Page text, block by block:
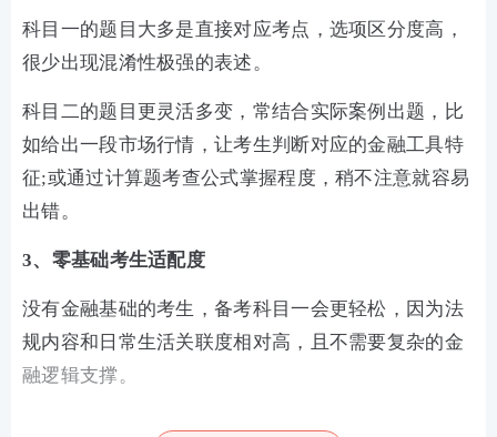
科目一的题目大多是直接对应考点，选项区分度高，
很少出现混淆性极强的表述。
科目二的题目更灵活多变，常结合实际案例出题，比
如给出一段市场行情，让考生判断对应的金融工具特
征;或通过计算题考查公式掌握程度，稍不注意就容易
出错。
3、零基础考生适配度
没有金融基础的考生，备考科目一会更轻松，因为法
规内容和日常生活关联度相对高，且不需要复杂的金
融逻辑支撑。